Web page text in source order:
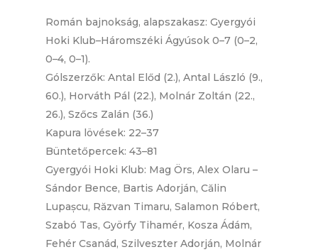
Román bajnokság, alapszakasz: Gyergyói
Hoki Klub–Háromszéki Ágyúsok 0–7 (0–2,
0–4, 0–1).
Gólszerzők: Antal Előd (2.), Antal László (9.,
60.), Horváth Pál (22.), Molnár Zoltán (22.,
26.), Szőcs Zalán (36.)
Kapura lövések: 22–37
Büntetőpercek: 43–81
Gyergyói Hoki Klub: Mag Örs, Alex Olaru –
Sándor Bence, Bartis Adorján, Călin
Lupașcu, Răzvan Timaru, Salamon Róbert,
Szabó Tas, Györfy Tihamér, Kosza Ádám,
Fehér Csanád, Szilveszter Adorján, Molnár